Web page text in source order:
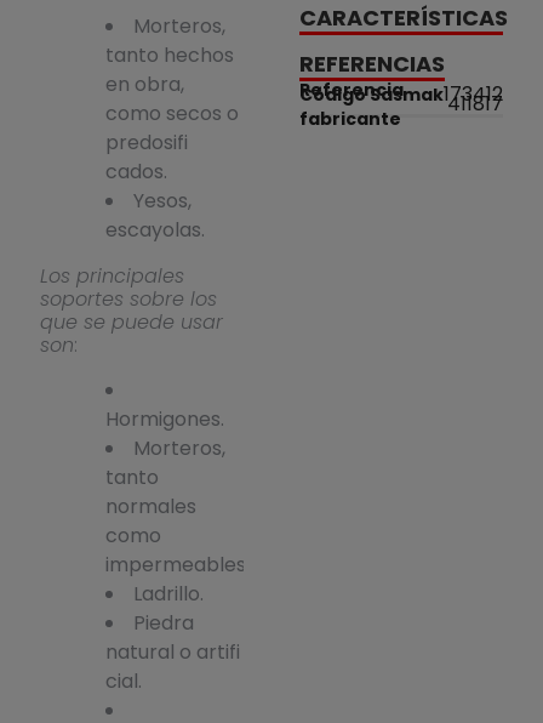
Morteros,
tanto hechos
en obra,
como secos o
predosifi
cados.
Yesos,
escayolas.
Los principales
soportes sobre los
que se puede usar
son:
Hormigones.
Morteros,
tanto
normales
como
impermeables.
Ladrillo.
Piedra
natural o artifi
cial.
CARACTERÍSTICAS
REFERENCIAS
Código Sasmak173412
Referencia
fabricante
411817